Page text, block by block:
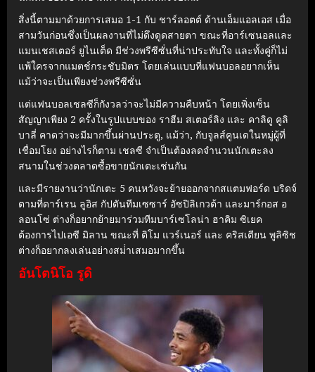
สิ่งนี้ตามมาด้วยการเสมอ 1-1 กับ ชาร์ลอตต์ ด้านเอ็มแอลเอส เมื่อ
สามวันก่อนซึ่งเป็นผลงานที่ไม่ดึงดูดสายตา ขณะที่อาร์เซนอลและ
แมนเชสเตอร์ ยูไนเต็ด มีช่วงพรีซีซั่นที่น่าประทับใจ และทั้งคู่ก็ไม่
แพ้ใครจากแมตช์กระชับมิตร โดยเล่นแบบที่แฟนบอลอยากเห็น
แม้ว่าจะเป็นเพียงช่วงพรีซีซั่น
แต่แฟนบอลเชลซีก็กังวลว่าจะไม่มีความคืบหน้า โดยเพิ่งเซ็น
สัญญาเพียง 2 ครั้งในรูปแบบของ ราฮีม สเตอร์ลิง และ คาลิดู คูลิ
บาลี่ คาดว่าจะมีมากขึ้นผ่านประตู, แม้ว่า, กับจูลส์คูนเดในหมู่ผู้ที่
เชื่อมโยง อย่างไรก็ตาม เชลซี จําเป็นต้องลดจํานวนนักเตะลง
สนามในช่วงตลาดซื้อขายนักเตะเช่นกัน
และมีรายงานว่านักเตะ 5 คนหวังจะย้ายออกจากสแตมฟอร์ด บริดจ์
ตามที่ดาร์เรน ลูอิส กัปตันทีมเซซาร์ อัซปิลิเกวต้า และมาร์กอส อ
ลอนโซ่ ต่างก็อยากย้ายมาร่วมทีมบาร์เซโลน่า ฮาคิม ซิเยค
ต้องการไปเอซี มิลาน ขณะที่ ติโม แวร์เนอร์ และ คริสเตียน พูลิซิช
ต่างก็อยากลงเล่นอย่างสม่ําเสมอมากขึ้น
อันโตนิโอ รูดิ